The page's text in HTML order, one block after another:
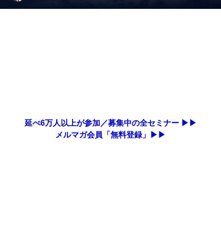
延べ6万人以上が参加／募集中の全セミナー ▶▶
メルマガ会員「無料登録」▶▶